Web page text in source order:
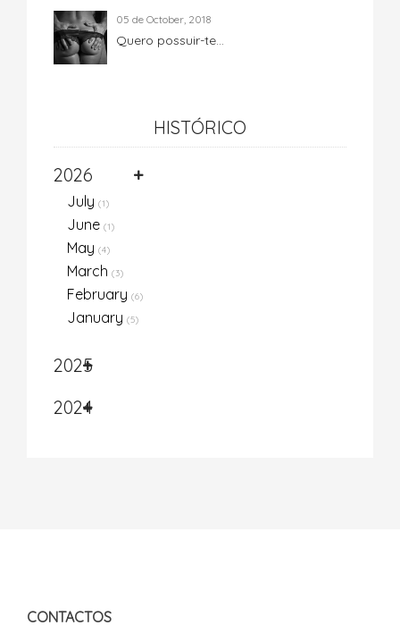
05 de October, 2018
Quero possuir-te...
HISTÓRICO
2026
July (1)
June (1)
May (4)
March (3)
February (6)
January (5)
2025
2024
CONTACTOS